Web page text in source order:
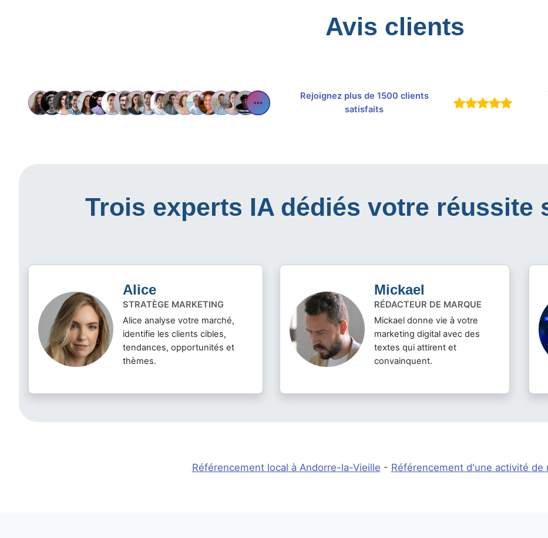
Avis clients
Rejoignez plus de 1500 clients
satisfaits
Trois experts IA dédiés votre réussite
Alice
STRATÈGE MARKETING
Alice analyse votre marché,
identifie les clients cibles,
tendances, opportunités et
thèmes.
Mickael
RÉDACTEUR DE MARQUE
Mickael donne vie à votre
marketing digital avec des
textes qui attirent et
convainquent.
Référencement local à Andorre-la-Vieille - Référencement d'une activité de